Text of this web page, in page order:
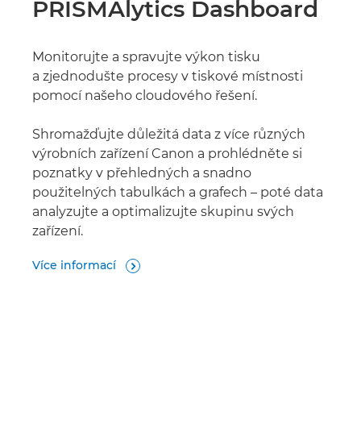
PRISMAlytics Dashboard
Monitorujte a spravujte výkon tisku
a zjednodušte procesy v tiskové místnosti
pomocí našeho cloudového řešení.
Shromažďujte důležitá data z více různých
výrobních zařízení Canon a prohlédněte si
poznatky v přehledných a snadno
použitelných tabulkách a grafech – poté data
analyzujte a optimalizujte skupinu svých
zařízení.
Více informací 